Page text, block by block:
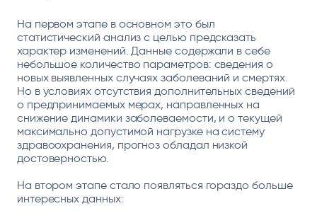
На первом этапе в основном это был
статистический анализ с целью предсказать
характер изменений. Данные содержали в себе
небольшое количество параметров: сведения о
новых выявленных случаях заболеваний и смертях.
Но в условиях отсутствия дополнительных сведений
о предпринимаемых мерах, направленных на
снижение динамики заболеваемости, и о текущей
максимально допустимой нагрузке на систему
здравоохранения, прогноз обладал низкой
достоверностью.
На втором этапе стало появляться гораздо больше
интересных данных: